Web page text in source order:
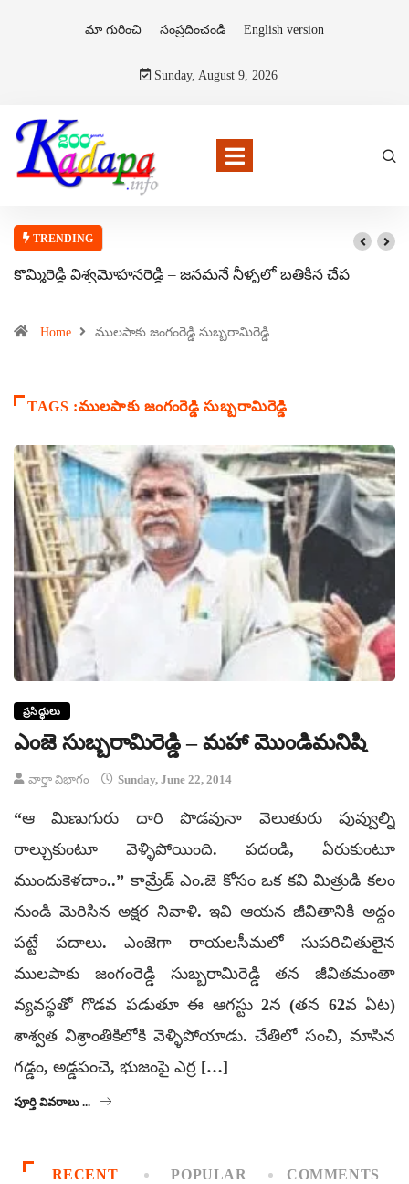
మా గురించి సంప్రదించండి English version
Sunday, August 9, 2026
TRENDING
కొమ్మిరెడ్డి విశ్వమోహనరెడ్డి – జనమనే నీళ్ళలో బతికిన చేప
Home ములపాకు జంగంరెడ్డి సుబ్బరామిరెడ్డి
TAGS :ములపాకు జంగంరెడ్డి సుబ్బరామిరెడ్డి
ప్రసిద్ధులు
ఎంజె సుబ్బరామిరెడ్డి – మహా మొండిమనిషి
వార్తా విభాగం Sunday, June 22, 2014
“ఆ మిణుగురు దారి పొడవునా వెలుతురు పువ్వుల్ని
రాల్చుకుంటూ వెళ్ళిపోయింది. పదండి, ఏరుకుంటూ
ముందుకెళదాం..” కామ్రేడ్‌ ఎం.జె కోసం ఒక కవి మిత్రుడి కలం
నుండి మెరిసిన అక్షర నివాళి. ఇవి ఆయన జీవితానికి అద్దం
పట్టే పదాలు. ఎంజెగా రాయలసీమలో సుపరిచితులైన
ములపాకు జంగంరెడ్డి సుబ్బరామిరెడ్డి తన జీవితమంతా
వ్యవస్థతో గొడవ పడుతూ ఈ ఆగస్టు 2న (తన 62వ ఏట)
శాశ్వత విశ్రాంతికిలోకి వెళ్ళిపోయాడు. చేతిలో సంచి, మాసిన
గడ్డం, అడ్డపంచె, భుజంపై ఎర్ర […]
పూర్తి వివరాలు ...
RECENT POPULAR COMMENTS